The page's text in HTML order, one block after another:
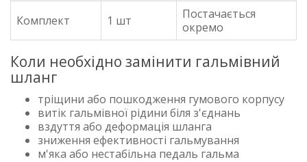
Комплект 1 шт
Постачається
окремо
Коли необхідно замінити гальмівний
шланг
тріщини або пошкодження гумового корпусу
витік гальмівної рідини біля з'єднань
вздуття або деформація шланга
зниження ефективності гальмування
м'яка або нестабільна педаль гальма